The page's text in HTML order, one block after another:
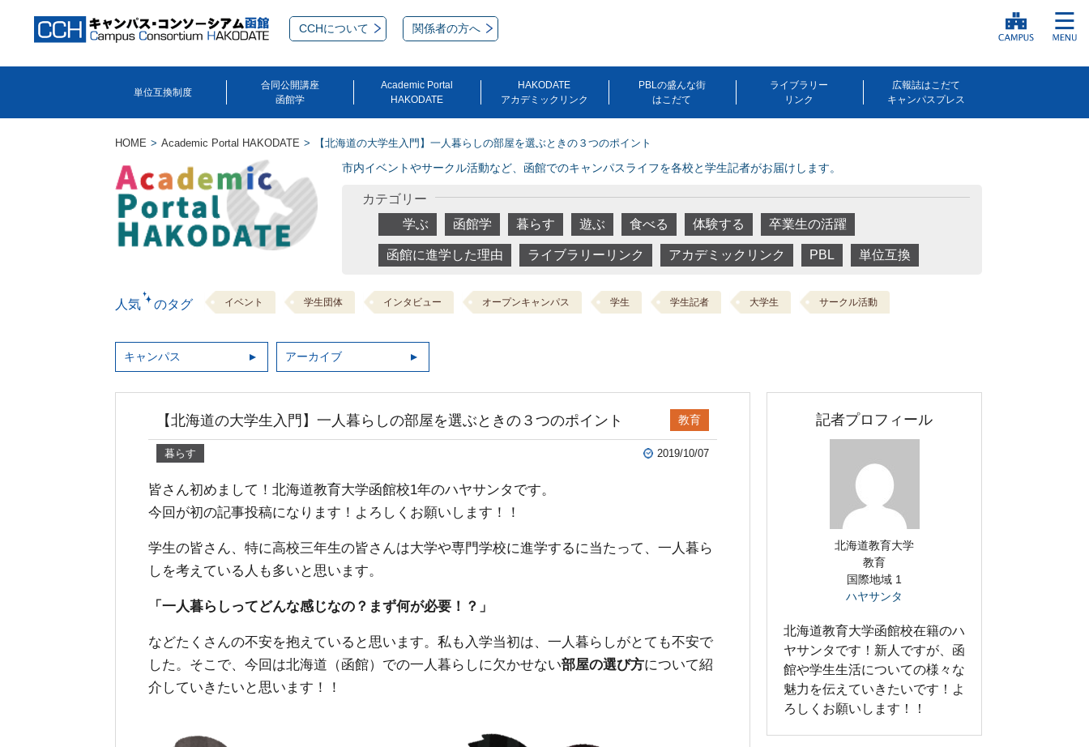
CCHについて 関係者の方へ
単位互換制度
合同公開講座
函館学
Academic Portal
HAKODATE
HAKODATE
アカデミックリンク
PBLの盛んな街
はこだて
ライブラリー
リンク
広報誌はこだて
キャンパスプレス
HOME Academic Portal HAKODATE 【北海道の大学生入門】一人暮らしの部屋を選ぶときの３つのポイント
市内イベントやサークル活動など、函館でのキャンパスライフを各校と学生記者がお届けします。
カテゴリー
学ぶ
函館学 暮らす 遊ぶ 食べる 体験する 卒業生の活躍
函館に進学した理由 ライブラリーリンク アカデミックリンク PBL 単位互換
人気 のタグ イベント 学生団体 インタビュー オープンキャンパス 学生 学生記者 大学生 サークル活動
キャンパス アーカイブ
【北海道の大学生入門】一人暮らしの部屋を選ぶときの３つのポイント 教育
暮らす 2019/10/07
皆さん初めまして！北海道教育大学函館校1年のハヤサンタです。
今回が初の記事投稿になります！よろしくお願いします！！
学生の皆さん、特に高校三年生の皆さんは大学や専門学校に進学するに当たって、一人暮ら
しを考えている人も多いと思います。
「一人暮らしってどんな感じなの？まず何が必要！？」
などたくさんの不安を抱えていると思います。私も入学当初は、一人暮らしがとても不安で
した。そこで、今回は北海道（函館）での一人暮らしに欠かせない部屋の選び方について紹
介していきたいと思います！！
記者プロフィール
北海道教育大学
教育
国際地域 1
ハヤサンタ
北海道教育大学函館校在籍のハ
ヤサンタです！新人ですが、函
館や学生生活についての様々な
魅力を伝えていきたいです！よ
ろしくお願いします！！